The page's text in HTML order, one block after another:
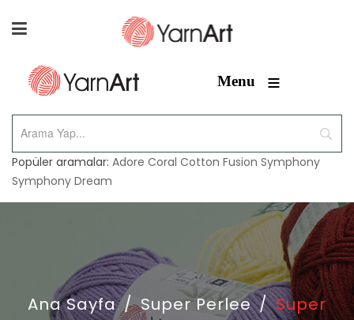
Menu ≡
Popüler aramalar: Adore Coral Cotton Fusion Symphony
Symphony Dream
Ana Sayfa / Super Perlee / Super